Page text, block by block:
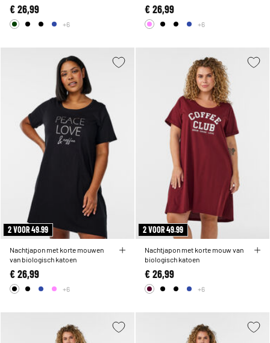
€ 26,99
+6
€ 26,99
+6
2 VOOR 49.99
Nachtjapon met korte mouwen
van biologisch katoen
€ 26,99
+6
2 VOOR 49.99
Nachtjapon met korte mouw van
biologisch katoen
€ 26,99
+6